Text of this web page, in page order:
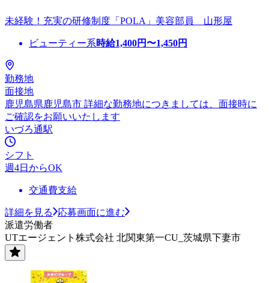
未経験！充実の研修制度「POLA」美容部員 山形屋
ビューティー系時給1,400円〜1,450円
勤務地
面接地
鹿児島県鹿児島市 詳細な勤務地につきましては、面接時に
ご確認をお願いいたします
いづろ通駅
シフト
週4日からOK
交通費支給
詳細を見る
応募画面に進む
派遣労働者
UTエージェント株式会社 北関東第一CU_茨城県下妻市